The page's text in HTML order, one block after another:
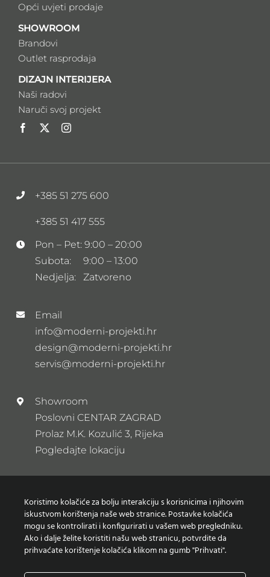
Opći uvjeti prodaje
SHOWROOM
Brandovi
Outlet rasprodaja
DIZAJN INTERIJERA
Naši radovi
Naruči svoj projekt
+385 51 275 600
+385 51 417 555
Pon – Pet: 9:00 – 20:00
Subota: 9:00 – 13:00
Nedjelja: Zatvoreno
Email
info@moderni-projekti.hr
design@moderni-projekti.hr
servis@moderni-projekti.hr
Showroom
Poslovni CENTAR ZAGRAD
Prolaz M.K. Kozulić 3, Rijeka
Pogledajte lokaciju
Prijavi se na naš newsletter
Koristimo kolačiće za bolju interakciju s korisnicima i njihovim
iskustvom korištenja naše web stranice. Postavke kolačića
mogu se kontrolirati i konfigurirati u vašem web pregledniku.
Ako i dalje želite koristiti našu web stranicu, potvrdite da
prihvaćate korištenje kolačića klikom na gumb "Prihvati".